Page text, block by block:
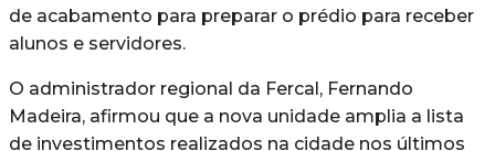
de acabamento para preparar o prédio para receber
alunos e servidores.
O administrador regional da Fercal, Fernando
Madeira, afirmou que a nova unidade amplia a lista
de investimentos realizados na cidade nos últimos